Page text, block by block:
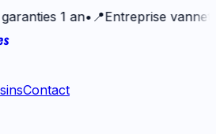
1 an•📍Entreprise vannetaise
Contact